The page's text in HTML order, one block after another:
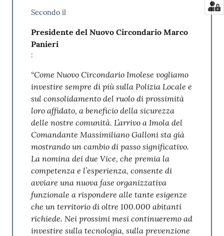
Secondo il
Presidente del Nuovo Circondario Marco
Panieri
:
“Come Nuovo Circondario Imolese vogliamo
investire sempre di più sulla Polizia Locale e
sul consolidamento del ruolo di prossimità
loro affidato, a beneficio della sicurezza
delle nostre comunità. L’arrivo a Imola del
Comandante Massimiliano Galloni sta già
mostrando un cambio di passo significativo.
La nomina dei due Vice, che premia la
competenza e l’esperienza, consente di
avviare una nuova fase organizzativa
funzionale a rispondere alle tante esigenze
che un territorio di oltre 100.000 abitanti
richiede. Nei prossimi mesi continueremo ad
investire sulla tecnologia, sulla prevenzione